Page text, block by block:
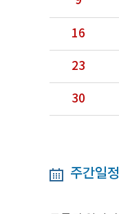
16
23
30
주간일정